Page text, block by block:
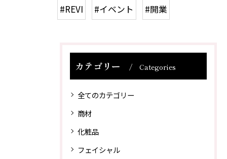
#REVI #イベント #開業
カテゴリー Categories
全てのカテゴリー
商材
化粧品
フェイシャル